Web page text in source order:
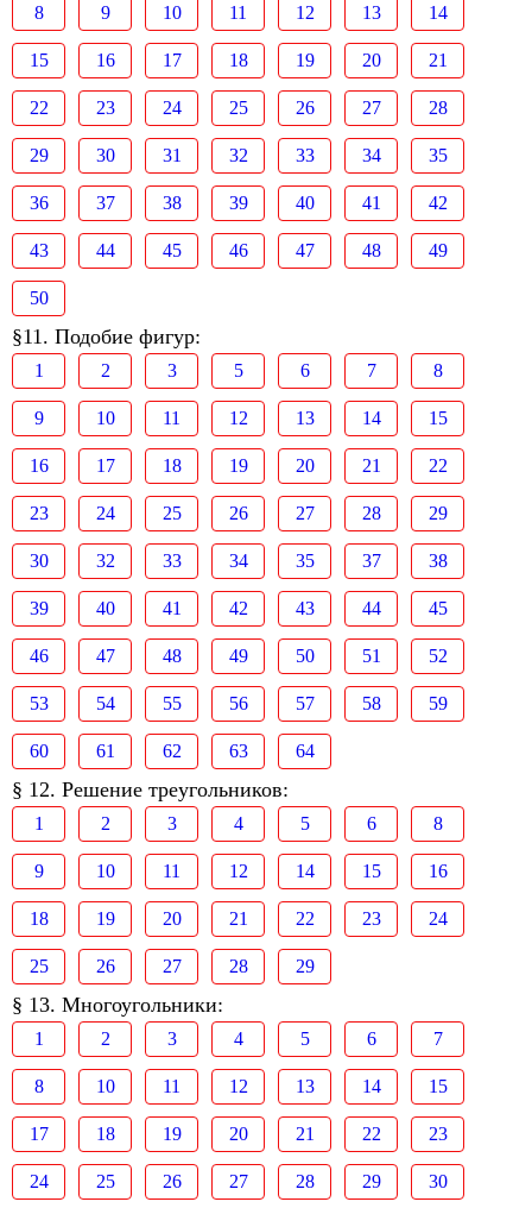
8 9 10 11 12 13 14
15 16 17 18 19 20 21
22 23 24 25 26 27 28
29 30 31 32 33 34 35
36 37 38 39 40 41 42
43 44 45 46 47 48 49
50
§11. Подобие фигур:
1 2 3 5 6 7 8
9 10 11 12 13 14 15
16 17 18 19 20 21 22
23 24 25 26 27 28 29
30 32 33 34 35 37 38
39 40 41 42 43 44 45
46 47 48 49 50 51 52
53 54 55 56 57 58 59
60 61 62 63 64
§ 12. Решение треугольников:
1 2 3 4 5 6 8
9 10 11 12 14 15 16
18 19 20 21 22 23 24
25 26 27 28 29
§ 13. Многоугольники:
1 2 3 4 5 6 7
8 10 11 12 13 14 15
17 18 19 20 21 22 23
24 25 26 27 28 29 30